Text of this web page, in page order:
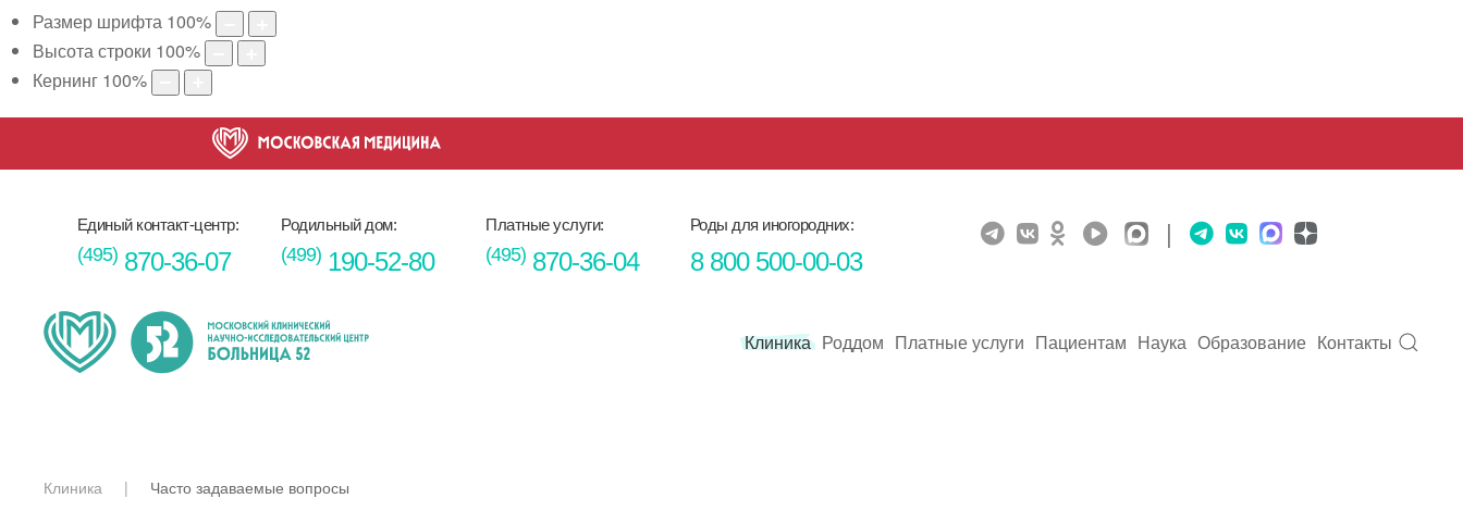
Размер шрифта 100%
Высота строки 100%
Кернинг 100%
Единый контакт-центр:
(495)870-36-07
Родильный дом:
(499) 190-52-80
Платные услуги:
(495) 870-36-04
Роды для иногородних:
8 800 500-00-03
|
Клиника Роддом Платные услуги Пациентам Наука Образование Контакты
Клиника Часто задаваемые вопросы